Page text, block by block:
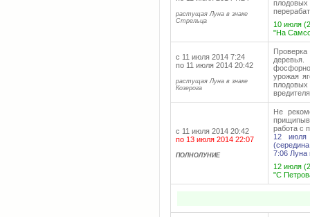
растущая Луна в знаке
Стрельца
10 июля
"На
с 11 июля 2014 7:24
по 11 июля 2014 20:42
растущая Луна в знаке
Козерога
урожая
с 11 июля 2014 20:42
по 13 июля 2014 22:07
ПОЛНОЛУНИЕ
Не
работа с
12 июля
7:06 Луна
12 июля
"С